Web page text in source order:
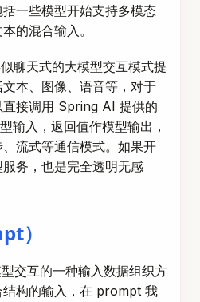
一些模型开始支持多模态
的混合输入。
聊天式的大模型交互模式提
本、图像、语音等，对于
直接调用 Spring AI 提供的
输入，返回值作模型输出，
流式等通信模式。如果开
务，也是完全透明无感
）
交互的一种输入数据组织方
结构的输入，在 prompt 我